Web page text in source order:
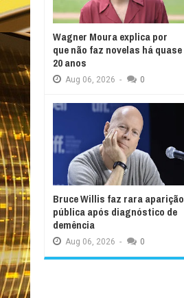
Wagner Moura explica por
que não faz novelas há quase
20 anos
Aug 06, 2026 - 0
Bruce Willis faz rara aparição
pública após diagnóstico de
demência
Aug 06, 2026 - 0